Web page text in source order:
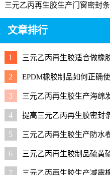
三元乙丙再生胶生产门窗密封条
文章排行
1 三元乙丙再生胶适合做橡
2 EPDM橡胶制品如何正确
3
三元乙丙再生胶生产海绵
泡剂好？
4 提高三元乙丙再生胶密封
5 三元乙丙再生胶生产防水
6 三元乙丙再生胶制品硫黄
7 三元乙丙再生胶生产减震